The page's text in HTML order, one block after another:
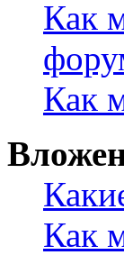
Как
Как
Как